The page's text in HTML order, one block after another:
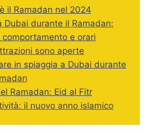
il Ramadan nel 2024
Dubai durante il Ramadan:
comportamento e orari
sono aperte
in spiaggia a Dubai durante
Ramadan: Eid al Fitr
il nuovo anno islamico